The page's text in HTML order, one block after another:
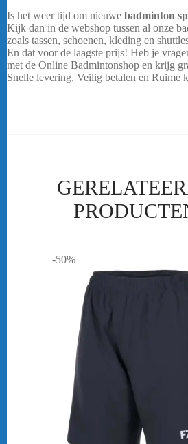
Is het weer tijd om nieuwe badminton
Kijk dan in de webshop tussen al onze
zoals tassen, schoenen, kleding en
En dat voor de laagste prijs! Heb je
met de Online Badmintonshop en krijg
Snelle levering, Veilig betalen en Ruime
-50%